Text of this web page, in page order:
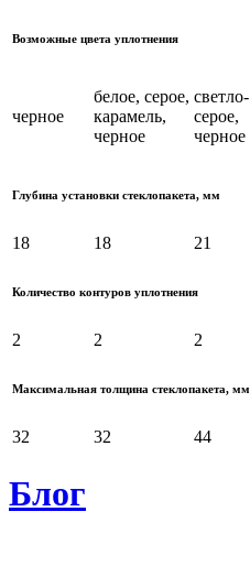
Возможные цвета уплотнения
черное
белое, серое,
карамель,
черное
светло-
серое,
черное
Глубина установки стеклопакета, мм
18 18 21
Количество контуров уплотнения
2 2 2
Максимальная толщина стеклопакета, мм
32 32 44
Блог